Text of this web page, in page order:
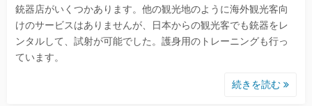
銃器店がいくつかあります。他の観光地のように海外観光客向
けのサービスはありませんが、日本からの観光客でも銃器をレ
ンタルして、試射が可能でした。護身用のトレーニングも行っ
ています。
続きを読む